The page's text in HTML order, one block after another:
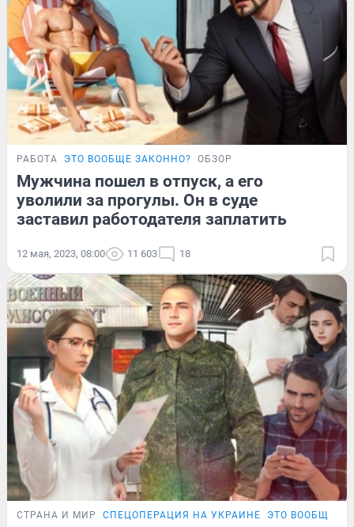
РАБОТА ЭТО ВООБЩЕ ЗАКОННО? ОБЗОР
Мужчина пошел в отпуск, а его
уволили за прогулы. Он в суде
заставил работодателя заплатить
12 мая, 2023, 08:00 11 603 18
СТРАНА И МИР СПЕЦОПЕРАЦИЯ НА УКРАИНЕ ЭТО ВООБЩЕ